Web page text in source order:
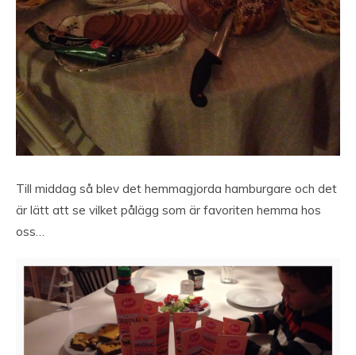
Till middag så blev det hemmagjorda hamburgare och det
är lätt att se vilket pålägg som är favoriten hemma hos
oss…